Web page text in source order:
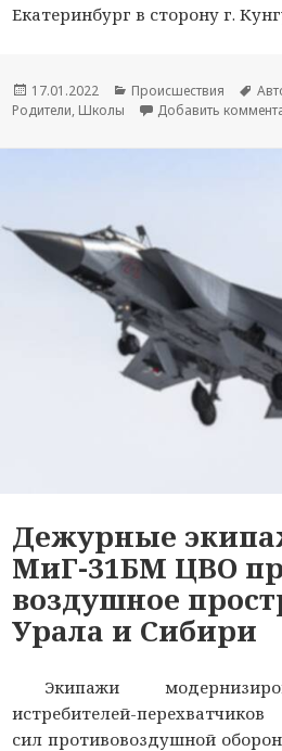
Екатеринбург в сторону г.
Опубликовано
17.01.2022 Рубрики
Происшествия
Родители, Школы Добавить
Дежурные
МиГ-31БМ ЦВО
воздушное
Урала и Сибири
Экипажи
истребителей-
сил противовоздушной